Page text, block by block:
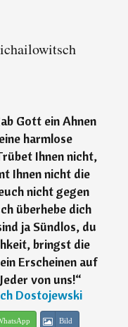
Gott ein Ahnen
harmlose
Ihnen nicht,
Ihnen nicht die
nicht gegen
überhebe dich
ja Sündlos, du
bringst die
Erscheinen auf
von uns!“
Dostojewski
Bild